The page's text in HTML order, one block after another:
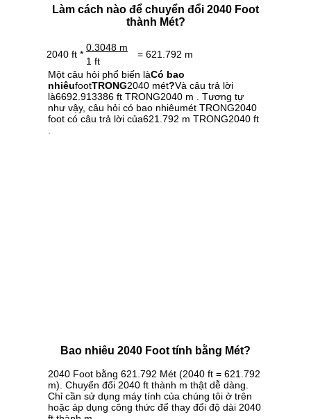
Làm cách nào để chuyển đổi 2040 Foot
thành Mét?
2040 ft *
0.3048 m
= 621.792 m
1 ft
Một câu hỏi phổ biến làCó bao
nhiêufootTRONG2040 mét?Và câu trả lời
là6692.913386 ft TRONG2040 m . Tương tự
như vậy, câu hỏi có bao nhiêumét TRONG2040
foot có câu trả lời của621.792 m TRONG2040 ft
.
Bao nhiêu 2040 Foot tính bằng Mét?
2040 Foot bằng 621.792 Mét (2040 ft = 621.792
m). Chuyển đổi 2040 ft thành m thật dễ dàng.
Chỉ cần sử dụng máy tính của chúng tôi ở trên
hoặc áp dụng công thức để thay đổi độ dài 2040